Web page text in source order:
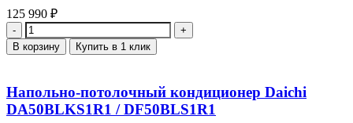
125 990 ₽
Количество
В корзину Купить в 1 клик
Напольно-потолочный кондиционер Daichi
DA50BLKS1R1 / DF50BLS1R1